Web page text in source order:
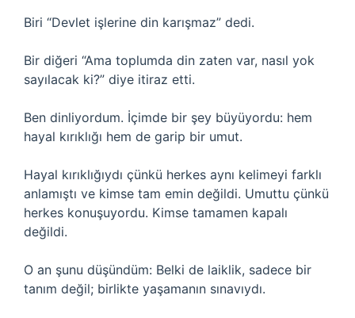
Biri “Devlet işlerine din karışmaz” dedi.
Bir diğeri “Ama toplumda din zaten var, nasıl yok
sayılacak ki?” diye itiraz etti.
Ben dinliyordum. İçimde bir şey büyüyordu: hem
hayal kırıklığı hem de garip bir umut.
Hayal kırıklığıydı çünkü herkes aynı kelimeyi farklı
anlamıştı ve kimse tam emin değildi. Umuttu çünkü
herkes konuşuyordu. Kimse tamamen kapalı
değildi.
O an şunu düşündüm: Belki de laiklik, sadece bir
tanım değil; birlikte yaşamanın sınavıydı.